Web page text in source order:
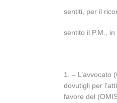
sentiti, per il
sentito il P.M.,
1. – L’avvocato
dovutigli per
favore del